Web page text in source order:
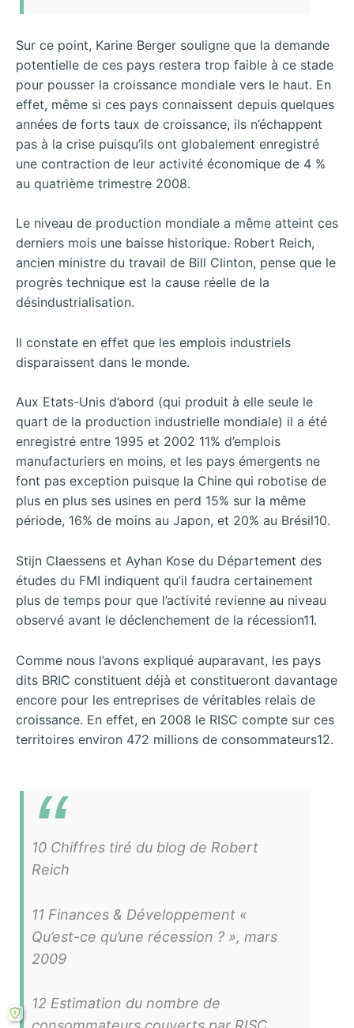
Sur ce point, Karine Berger souligne que la demande
potentielle de ces pays restera trop faible à ce stade
pour pousser la croissance mondiale vers le haut. En
effet, même si ces pays connaissent depuis quelques
années de forts taux de croissance, ils n’échappent
pas à la crise puisqu’ils ont globalement enregistré
une contraction de leur activité économique de 4 %
au quatrième trimestre 2008.
Le niveau de production mondiale a même atteint ces
derniers mois une baisse historique. Robert Reich,
ancien ministre du travail de Bill Clinton, pense que le
progrès technique est la cause réelle de la
désindustrialisation.
Il constate en effet que les emplois industriels
disparaissent dans le monde.
Aux Etats-Unis d’abord (qui produit à elle seule le
quart de la production industrielle mondiale) il a été
enregistré entre 1995 et 2002 11% d’emplois
manufacturiers en moins, et les pays émergents ne
font pas exception puisque la Chine qui robotise de
plus en plus ses usines en perd 15% sur la même
période, 16% de moins au Japon, et 20% au Brésil10.
Stijn Claessens et Ayhan Kose du Département des
études du FMI indiquent qu’il faudra certainement
plus de temps pour que l’activité revienne au niveau
observé avant le déclenchement de la récession11.
Comme nous l’avons expliqué auparavant, les pays
dits BRIC constituent déjà et constitueront davantage
encore pour les entreprises de véritables relais de
croissance. En effet, en 2008 le RISC compte sur ces
territoires environ 472 millions de consommateurs12.
10 Chiffres tiré du blog de Robert
Reich
11 Finances & Développement «
Qu’est-ce qu’une récession ? », mars
2009
12 Estimation du nombre de